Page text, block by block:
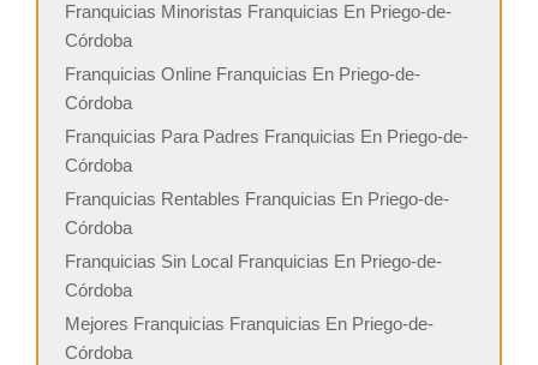
Franquicias Minoristas Franquicias En Priego-de-
Córdoba
Franquicias Online Franquicias En Priego-de-
Córdoba
Franquicias Para Padres Franquicias En Priego-de-
Córdoba
Franquicias Rentables Franquicias En Priego-de-
Córdoba
Franquicias Sin Local Franquicias En Priego-de-
Córdoba
Mejores Franquicias Franquicias En Priego-de-
Córdoba